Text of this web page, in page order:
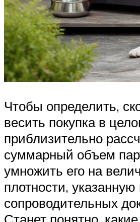
Чтобы определить,
весить покупка в
приблизительно
суммарный объем
умножить его на
плотности, указанную
сопроводительных